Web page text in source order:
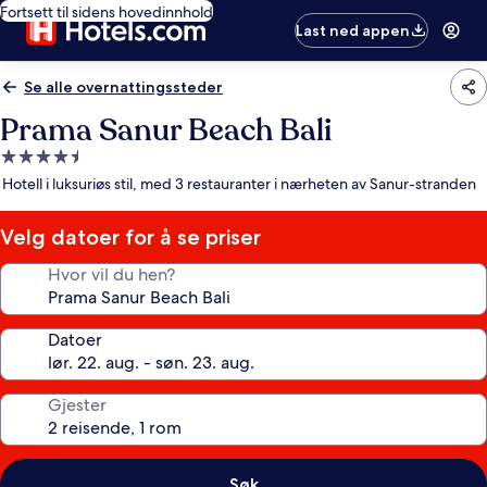
Fortsett til sidens hovedinnhold
Last ned appen
Se alle overnattingssteder
Prama Sanur Beach Bali
Overnattingssted
med
stjerner
Hotell i luksuriøs stil, med 3 restauranter i nærheten av Sanur-stranden
Velg datoer for å se priser
Hvor vil du hen?
Datoer
Gjester